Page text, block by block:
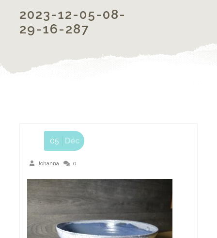
2023-12-05-08-
29-16-287
Johanna 0
05 Déc